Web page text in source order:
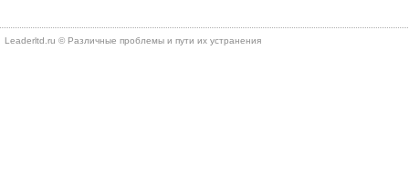
Leaderltd.ru © Различные проблемы и пути их устранения